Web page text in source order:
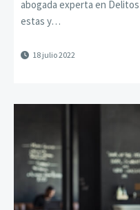
abogada experta en
estas y…
18 julio 2022